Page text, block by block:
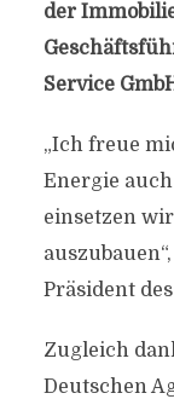
der
Service
„Ich freue
Energie
einsetzen
Präsident
Zugleich
Deutschen